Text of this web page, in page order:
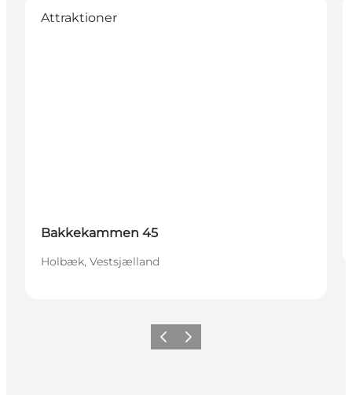
Attraktioner
Bakkekammen 45
Holbæk, Vestsjælland
ForrigeNæste